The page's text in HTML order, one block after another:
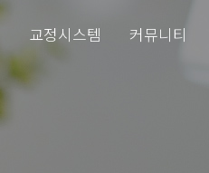
교정시스템 커뮤니티